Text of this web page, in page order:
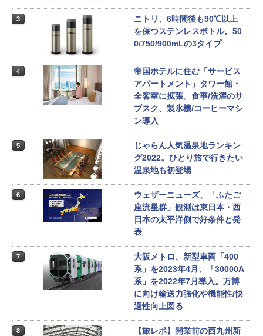
3
ニトリ、6時間後も90℃以上
を保つステンレスボトル。50
0/750/900mLの3タイプ
4
帝国ホテルに住む「サービス
アパートメント」タワー館・
全客室に拡張。食事/洗濯のサ
ブスク、製氷機/コーヒーマシ
ン導入
5
じゃらん人気温泉地ランキン
グ2022。ひとり旅で行きたい
温泉地も初登場
6
ウェザーニューズ、「ふたご
座流星群」観測は東日本・西
日本の太平洋側で好条件と発
表
7
大阪メトロ、新型車両「400
系」を2023年4月、「30000A
系」を2022年7月導入。万博
に向け輸送力強化や機能性/快
適性向上図る
8
【旅レポ】開業前の西九州新